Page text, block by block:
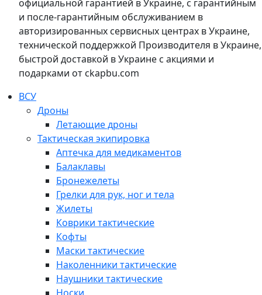
официальной гарантией в Украине, с гарантийным
и после-гарантийным обслуживанием в
авторизированных сервисных центрах в Украине,
технической поддержкой Производителя в Украине,
быстрой доставкой в Украине с акциями и
подарками от ckapbu.com
ВСУ
Дроны
Летающие дроны
Тактическая экипировка
Аптечка для медикаментов
Балаклавы
Бронежелеты
Грелки для рук, ног и тела
Жилеты
Коврики тактические
Кофты
Маски тактические
Наколенники тактические
Наушники тактические